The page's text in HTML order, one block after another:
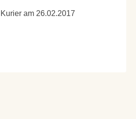
am 26.02.2017